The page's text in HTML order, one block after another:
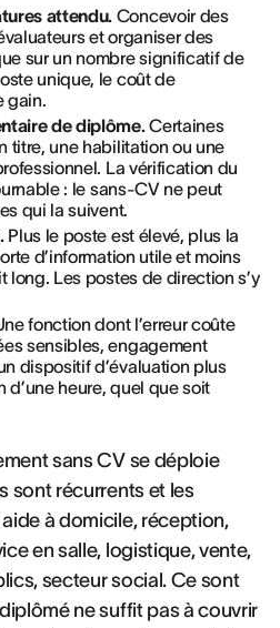
attendu. Concevoir des
et organiser des
sur un nombre significatif de
unique, le coût de
gain.
de diplôme.Certaines
titre, une habilitation ou une
La vérification du
: le sans-CV ne peut
qui la suivent.
Plus le poste est élevé, plus la
d’information utile et moins
long. Les postes de direction s’y
fonction dont l’erreur coûte
sensibles, engagement
dispositif d’évaluation plus
d’une heure, quel que soit
sans CV se déploie
sont récurrents et les
à domicile, réception,
en salle, logistique, vente,
secteur social. Ce sont
ne suffit pas à couvrir